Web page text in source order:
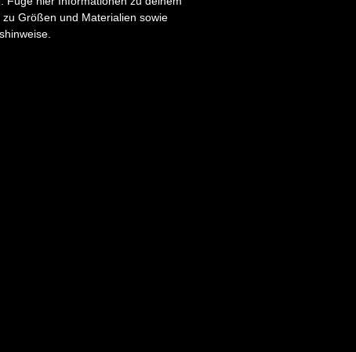
Größen und Materialien sowie